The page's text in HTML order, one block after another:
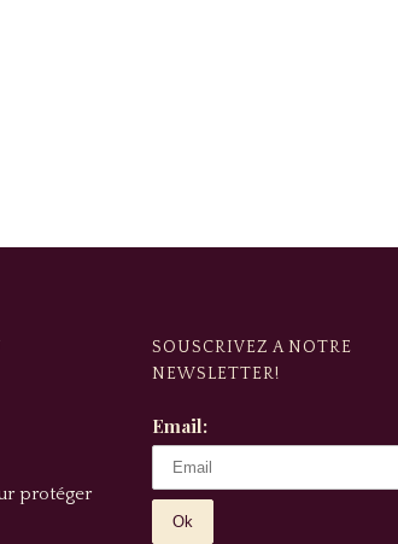
protéger
SOUSCRIVEZ A NOTRE
NEWSLETTER!
Email: